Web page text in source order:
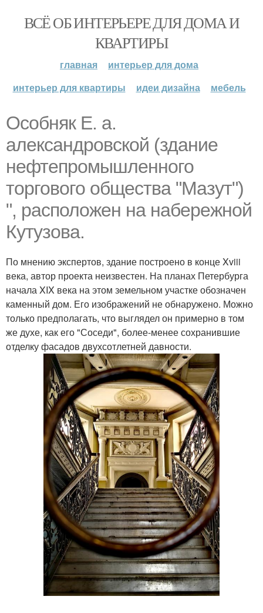
ВСЁ ОБ ИНТЕРЬЕРЕ ДЛЯ ДОМА И
КВАРТИРЫ
главная
интерьер для дома
интерьер для квартиры
идеи дизайна мебель
Особняк Е. а.
александровской (здание
нефтепромышленного
торгового общества "Мазут")
", расположен на набережной
Кутузова.
По мнению экспертов, здание построено в конце Xviii
века, автор проекта неизвестен. На планах Петербурга
начала XIX века на этом земельном участке обозначен
каменный дом. Его изображений не обнаружено. Можно
только предполагать, что выглядел он примерно в том
же духе, как его "Соседи", более-менее сохранившие
отделку фасадов двухсотлетней давности.